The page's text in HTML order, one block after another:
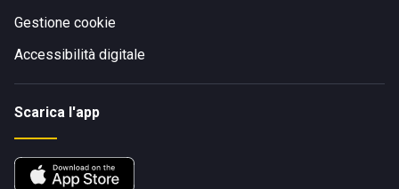
Gestione cookie
Accessibilità digitale
Scarica l'app